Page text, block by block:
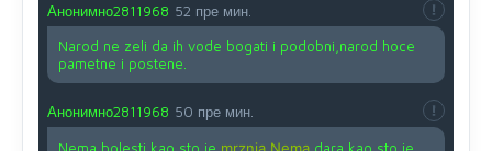
Анонимно2811968 52 пре мин.
Narod ne zeli da ih vode bogati i podobni,narod hoce
pametne i postene.
Анонимно2811968 50 пре мин.